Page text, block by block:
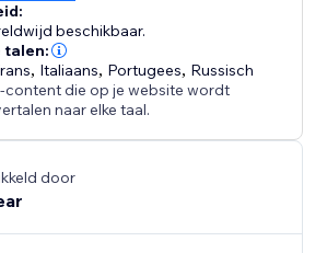
beschikbaar.
talen:
, Italiaans, Portugees, Russisch
content die op je website wordt
naar elke taal.
door